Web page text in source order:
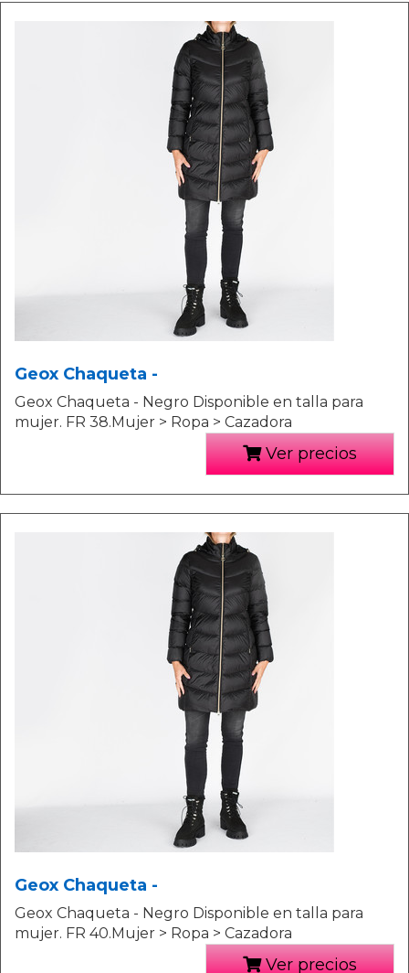
Geox Chaqueta -
Geox Chaqueta - Negro Disponible en talla para
mujer. FR 38.Mujer > Ropa > Cazadora
Ver precios
Geox Chaqueta -
Geox Chaqueta - Negro Disponible en talla para
mujer. FR 40.Mujer > Ropa > Cazadora
Ver precios